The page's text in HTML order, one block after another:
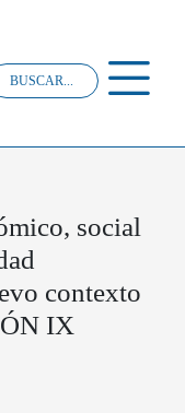
social
contexto
IX